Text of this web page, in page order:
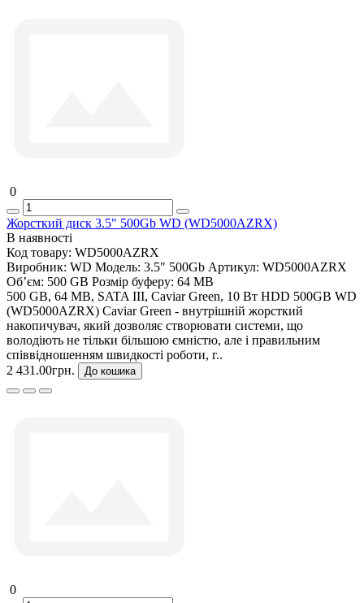
0
Жорсткий диск 3.5" 500Gb WD (WD5000AZRX)
В наявності
Код товару: WD5000AZRX
Виробник: WD Модель: 3.5" 500Gb Артикул: WD5000AZRX
Об’єм: 500 GB Розмір буферу: 64 MB
500 GB, 64 MB, SATA III, Caviar Green, 10 Вт HDD 500GB WD
(WD5000AZRX) Caviar Green - внутрішній жорсткий
накопичувач, який дозволяє створювати системи, що
володіють не тільки більшою ємністю, але і правильним
співвідношенням швидкості роботи, г..
2 431.00грн.
До кошика
0